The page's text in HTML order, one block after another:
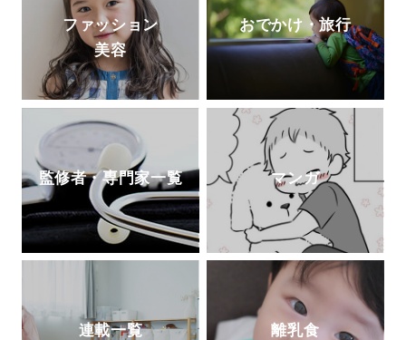
ファッション
美容
おでかけ・旅行
監修者・専門家一覧 マンガ
連載一覧 離乳食